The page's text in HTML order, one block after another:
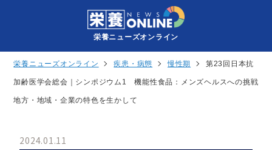
栄養ニューズオンライン
栄養ニューズオンライン 疾患・病態 慢性期 第23回日本抗
加齢医学会総会｜シンポジウム1 機能性食品：メンズヘルスへの挑戦
地方・地域・企業の特色を生かして
2024.01.11